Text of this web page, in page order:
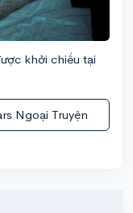
khởi chiếu tại
Ngoại Truyện